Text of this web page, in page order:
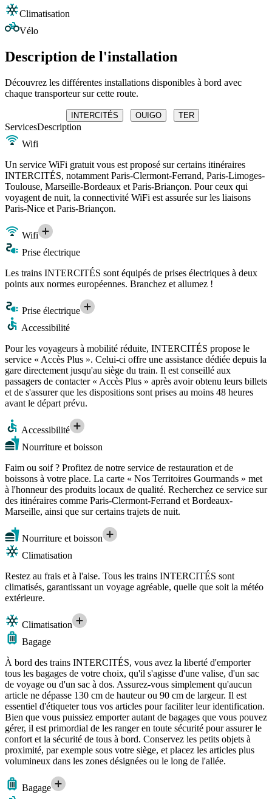
Climatisation
Vélo
Description de l'installation
Découvrez les différentes installations disponibles à bord avec
chaque transporteur sur cette route.
INTERCITÉS OUIGO TER
ServicesDescription
Wifi
Un service WiFi gratuit vous est proposé sur certains itinéraires
INTERCITÉS, notamment Paris-Clermont-Ferrand, Paris-Limoges-
Toulouse, Marseille-Bordeaux et Paris-Briançon. Pour ceux qui
voyagent de nuit, la connectivité WiFi est assurée sur les liaisons
Paris-Nice et Paris-Briançon.
Wifi
Prise électrique
Les trains INTERCITÉS sont équipés de prises électriques à deux
points aux normes européennes. Branchez et allumez !
Prise électrique
Accessibilité
Pour les voyageurs à mobilité réduite, INTERCITÉS propose le
service « Accès Plus ». Celui-ci offre une assistance dédiée depuis la
gare directement jusqu'au siège du train. Il est conseillé aux
passagers de contacter « Accès Plus » après avoir obtenu leurs billets
et de s'assurer que les dispositions sont prises au moins 48 heures
avant le départ prévu.
Accessibilité
Nourriture et boisson
Faim ou soif ? Profitez de notre service de restauration et de
boissons à votre place. La carte « Nos Territoires Gourmands » met
à l'honneur des produits locaux de qualité. Recherchez ce service sur
des itinéraires comme Paris-Clermont-Ferrand et Bordeaux-
Marseille, ainsi que sur certains trajets de nuit.
Nourriture et boisson
Climatisation
Restez au frais et à l'aise. Tous les trains INTERCITÉS sont
climatisés, garantissant un voyage agréable, quelle que soit la météo
extérieure.
Climatisation
Bagage
À bord des trains INTERCITÉS, vous avez la liberté d'emporter
tous les bagages de votre choix, qu'il s'agisse d'une valise, d'un sac
de voyage ou d'un sac à dos. Assurez-vous simplement qu'aucun
article ne dépasse 130 cm de hauteur ou 90 cm de largeur. Il est
essentiel d'étiqueter tous vos articles pour faciliter leur identification.
Bien que vous puissiez emporter autant de bagages que vous pouvez
gérer, il est primordial de les ranger en toute sécurité pour assurer le
confort et la sécurité de tous à bord. Conservez les petits objets à
proximité, par exemple sous votre siège, et placez les articles plus
volumineux dans les zones désignées ou le long de l'allée.
Bagage